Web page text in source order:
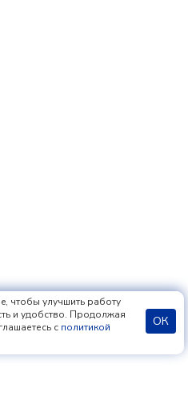
чтобы улучшить работу
и удобство. Продолжая
с политикой
ОК